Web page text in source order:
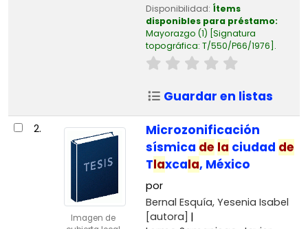
Disponibilidad: Ítems
disponibles para préstamo:
Mayorazgo (1) Signatura
topográfica: T/550/P66/1976 .
Guardar en listas
2.
Imagen de
Microzonificación
sísmica de la ciudad de
Tlaxcala, México
por
Bernal Esquía, Yesenia Isabel
[autora]